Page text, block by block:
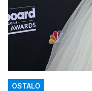
OSTALO